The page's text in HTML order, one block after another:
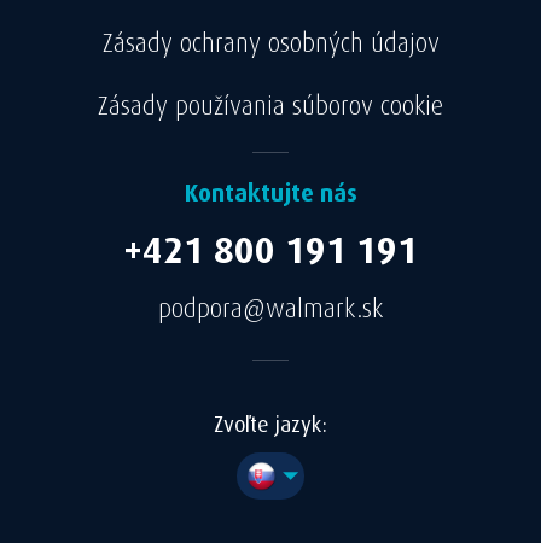
Zásady ochrany osobných údajov
Zásady používania súborov cookie
Kontaktujte nás
+421 800 191 191
podpora@walmark.sk
Zvoľte jazyk: